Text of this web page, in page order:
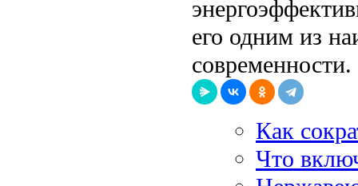
его одним из
современности.
Как
Что